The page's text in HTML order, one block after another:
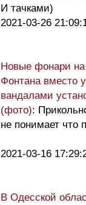
И тачками)
2021-03-26
Новые фонари
Фонтана вместо
вандалами
(фото):
не понимает что
2021-03-16
В Одесской